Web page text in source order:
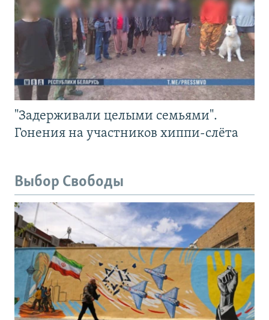
"Задерживали целыми семьями".
Гонения на участников хиппи-слёта
Выбор Свободы